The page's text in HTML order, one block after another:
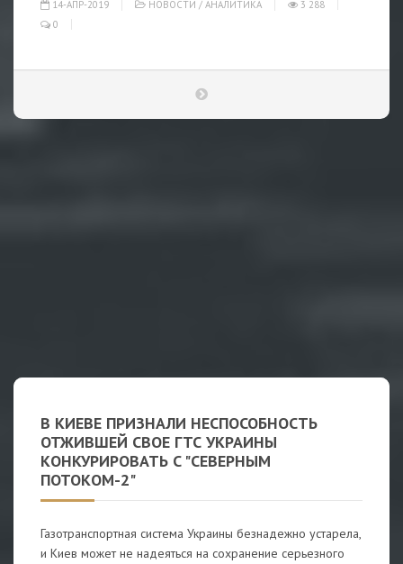
14-АПР-2019 НОВОСТИ / АНАЛИТИКА
3 288
0
В КИЕВЕ ПРИЗНАЛИ НЕСПОСОБНОСТЬ
ОТЖИВШЕЙ СВОЕ ГТС УКРАИНЫ
КОНКУРИРОВАТЬ С "СЕВЕРНЫМ
ПОТОКОМ-2"
Газотранспортная система Украины безнадежно устарела,
и Киев может не надеяться на сохранение серьезного